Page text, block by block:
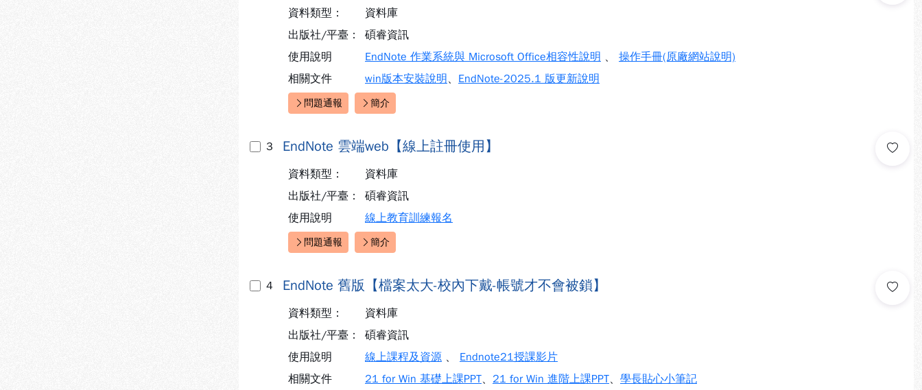
資料類型：
資料庫
出版社/平臺：
碩睿資訊
使用說明
EndNote 作業系統與 Microsoft Office相容性說明 、 操作手冊(原廠網站說明)
相關文件
win版本安裝說明 、 EndNote-2025.1 版更新說明
快速連結：
問題通報 簡介
3 EndNote 雲端web【線上註冊使用】
資料類型：
資料庫
出版社/平臺：
碩睿資訊
使用說明
線上教育訓練報名
快速連結：
問題通報 簡介
4 EndNote 舊版【檔案太大-校內下戴-帳號才不會被鎖】
資料類型：
資料庫
出版社/平臺：
碩睿資訊
使用說明
線上課程及資源 、 Endnote21授課影片
相關文件
21 for Win 基礎上課PPT、 21 for Win 進階上課PPT、 學長貼心小筆記